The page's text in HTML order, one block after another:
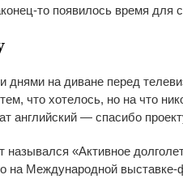
то появилось время для
днями на диване перед
что хотелось, но на что
английский — спасибо
назывался «Активное
на Международной